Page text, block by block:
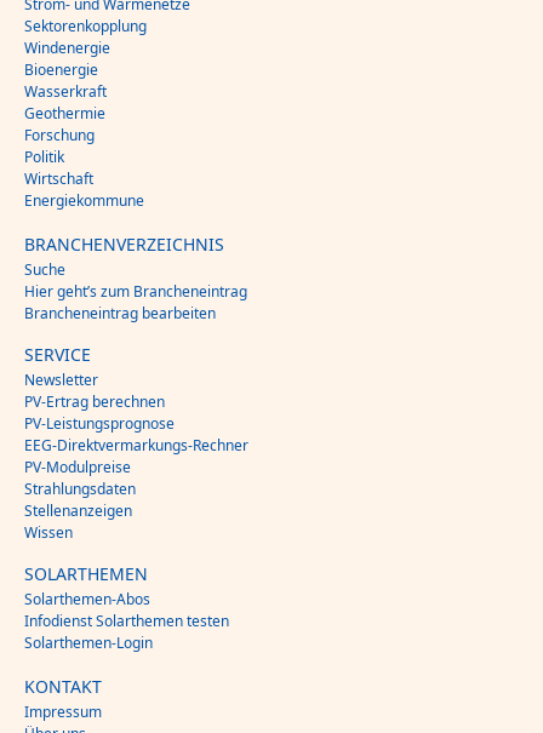
Strom- und Wärmenetze
Sektorenkopplung
Windenergie
Bioenergie
Wasserkraft
Geothermie
Forschung
Politik
Wirtschaft
Energiekommune
BRANCHENVERZEICHNIS
Suche
Hier geht’s zum Brancheneintrag
Brancheneintrag bearbeiten
SERVICE
Newsletter
PV-Ertrag berechnen
PV-Leistungsprognose
EEG-Direktvermarkungs-Rechner
PV-Modulpreise
Strahlungsdaten
Stellenanzeigen
Wissen
SOLARTHEMEN
Solarthemen-Abos
Infodienst Solarthemen testen
Solarthemen-Login
KONTAKT
Impressum